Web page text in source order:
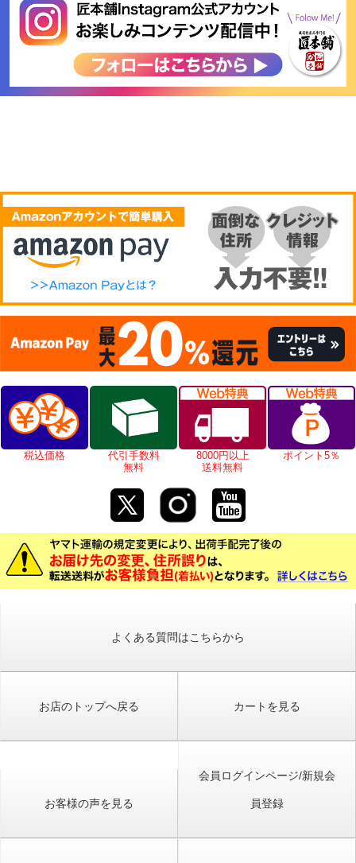
税込価格
代引手数料
無料
8000円以上
送料無料
ポイント5％
よくある質問はこちらから
お店のトップへ戻る カートを見る
お客様の声を見る
会員ログインページ/新規会
員登録